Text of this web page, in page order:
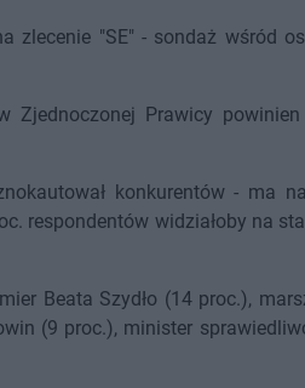
zlecenie "SE" - sondaż wśród
Prawicy
konkurentów - ma
respondentów widziałoby na
Beata Szydło (14 proc.),
(9 proc.), minister